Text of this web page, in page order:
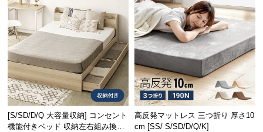
て
小
商
品
の
配
送
に
[S/SD/D/Q 大容量収納] コンセント
機能付きベッド 収納左右組み換え
高反発マットレス 三つ折り 厚さ10
cm [SS/ S/SD/D/Q/K]